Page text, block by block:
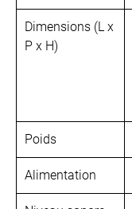
Dimensions (L x
P x H)
Poids
Alimentation